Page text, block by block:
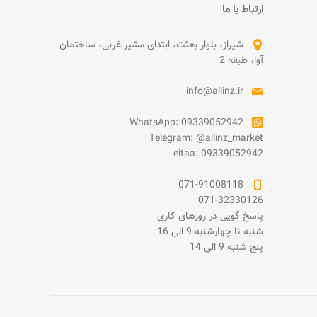
ارتباط با ما
شیراز، بلوار بعثت، ابتدای مشیر غربی، ساختمان
آوا، طبقه 2
info@allinz.ir
WhatsApp: 09339052942
Telegram: @allinz_market
eitaa: 09339052942
071-91008118
071-32330126
پاسخ گویی در روزهای کاری
شنبه تا چهارشنبه 9 الی 16
پنچ شنبه 9 الی 14